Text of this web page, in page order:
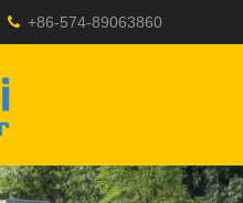
+86-574-89063860